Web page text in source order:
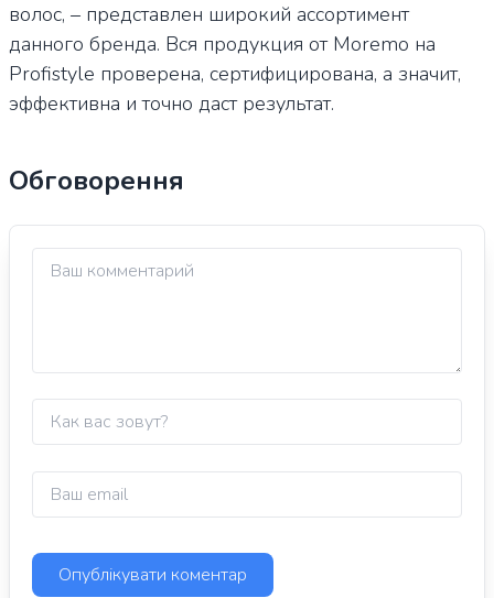
волос, – представлен широкий ассортимент
данного бренда. Вся продукция от Moremo на
Рrofistyle проверена, сертифицирована, а значит,
эффективна и точно даст результат.
Обговорення